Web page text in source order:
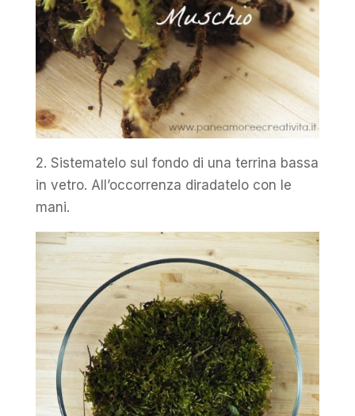
2. Sistematelo sul fondo di una terrina bassa
in vetro. All’occorrenza diradatelo con le
mani.